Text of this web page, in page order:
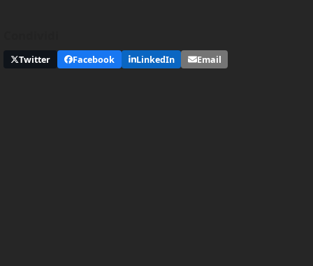
Twitter Facebook LinkedIn Email